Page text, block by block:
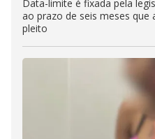
Data-limite é fixada pela
ao prazo de seis meses
pleito